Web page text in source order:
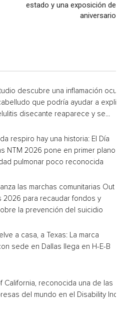
estado y una exposición de
aniversario
descubre una inflamación
que podría ayudar a
disecante reaparece y se...
respiro hay una historia: El Día
NTM 2026 pone en primer plano
pulmonar poco reconocida
las marchas comunitarias Out
2026 para recaudar fondos y
la prevención del suicidio
a casa, a Texas: La marca
sede en Dallas llega en H-E-B
California, reconocida una de las
del mundo en el Disability